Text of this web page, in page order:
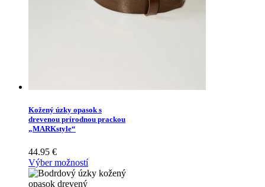
Kožený úzky opasok s
drevenou prírodnou prackou
„MARKstyle“
44.95 €
Výber možností